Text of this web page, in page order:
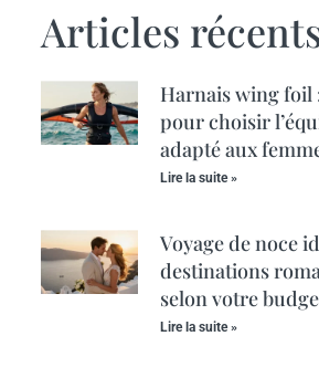
Articles
Harnais wing foil
pour choisir
adapté aux
Lire la suite »
Voyage de noce
destinations
selon votre
Lire la suite »